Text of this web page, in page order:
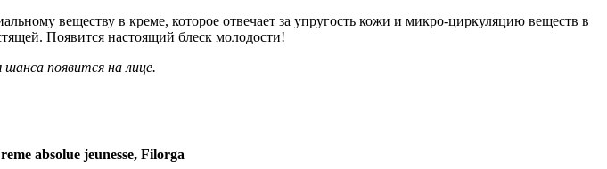
веществу в креме, которое отвечает за упругость кожи и микро-циркуляцию веществ в
Появится настоящий блеск молодости!
появится на лице.
absolue jeunesse, Filorga